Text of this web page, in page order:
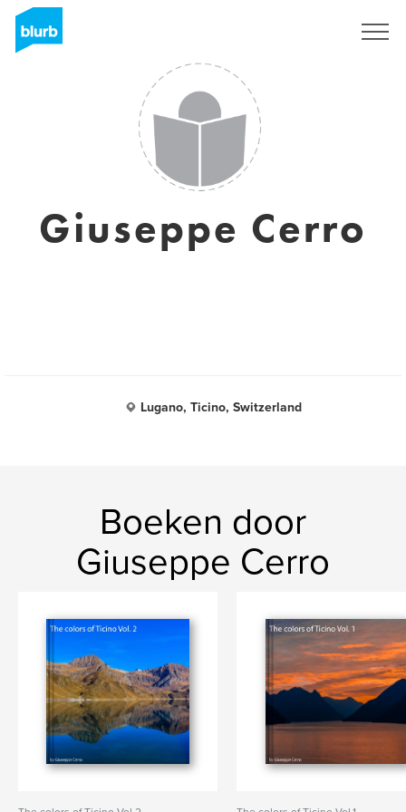
Giuseppe Cerro
Lugano, Ticino, Switzerland
Boeken door
Giuseppe Cerro